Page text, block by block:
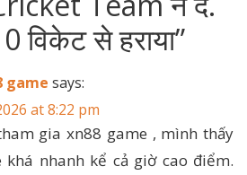
विकेट से हराया”
game says:
at 8:22 pm
gia xn88 game , mình thấy
khá nhanh kể cả giờ cao điểm.